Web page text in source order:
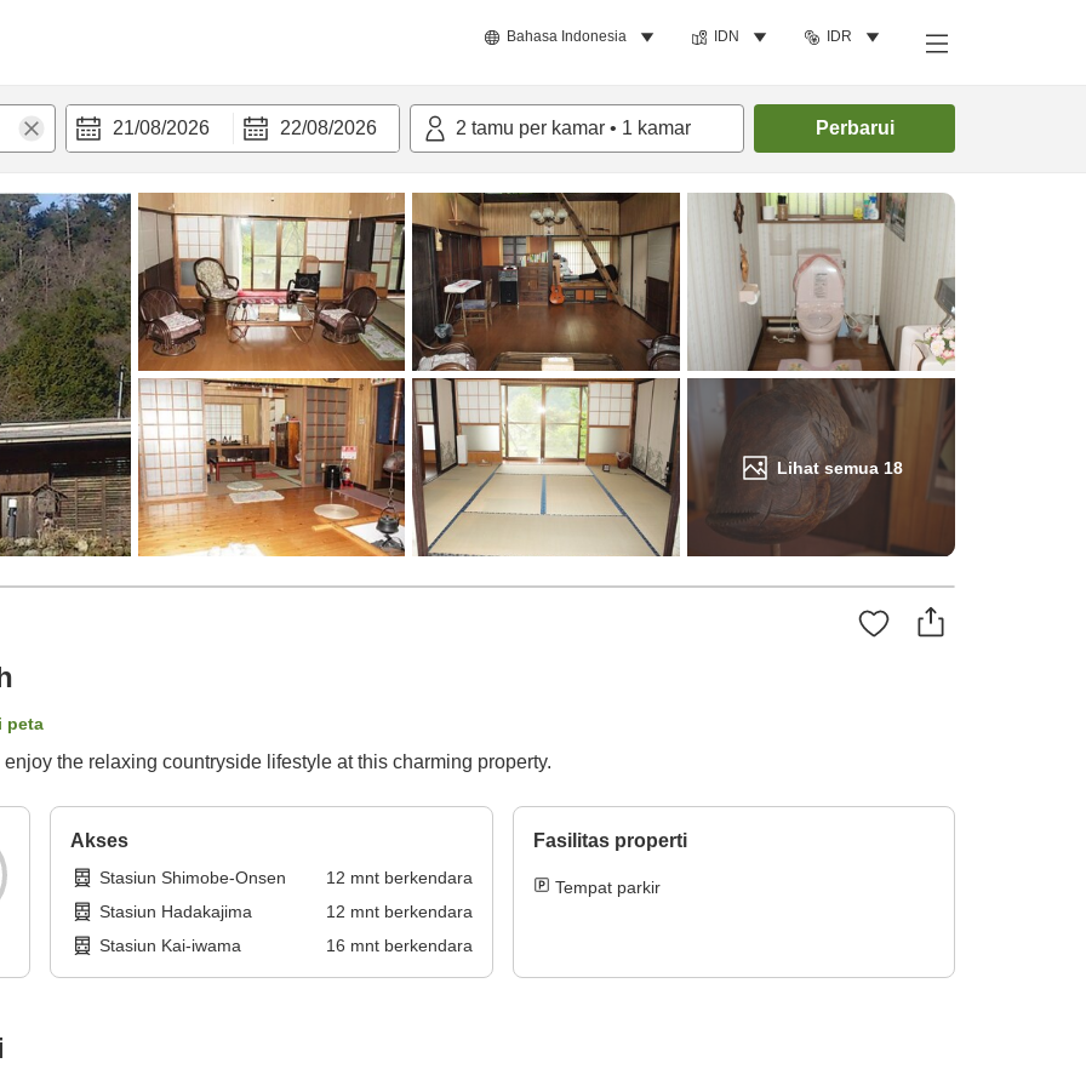
Bahasa Indonesia IDN IDR
21/08/2026 22/08/2026 2 tamu per kamar • 1 kamar Perbarui
Lihat semua 18
Cari kamar
peta
the relaxing countryside lifestyle at this charming property.
Akses
Stasiun Shimobe-Onsen 12 mnt berkendara
Stasiun Hadakajima
12 mnt berkendara
Stasiun Kai-iwama
16 mnt berkendara
Fasilitas properti
Tempat parkir